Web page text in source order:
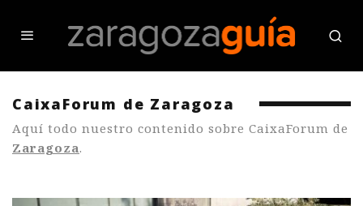
CaixaForum de Zaragoza
Aquí todo nuestro contenido sobre CaixaForum de
Zaragoza.